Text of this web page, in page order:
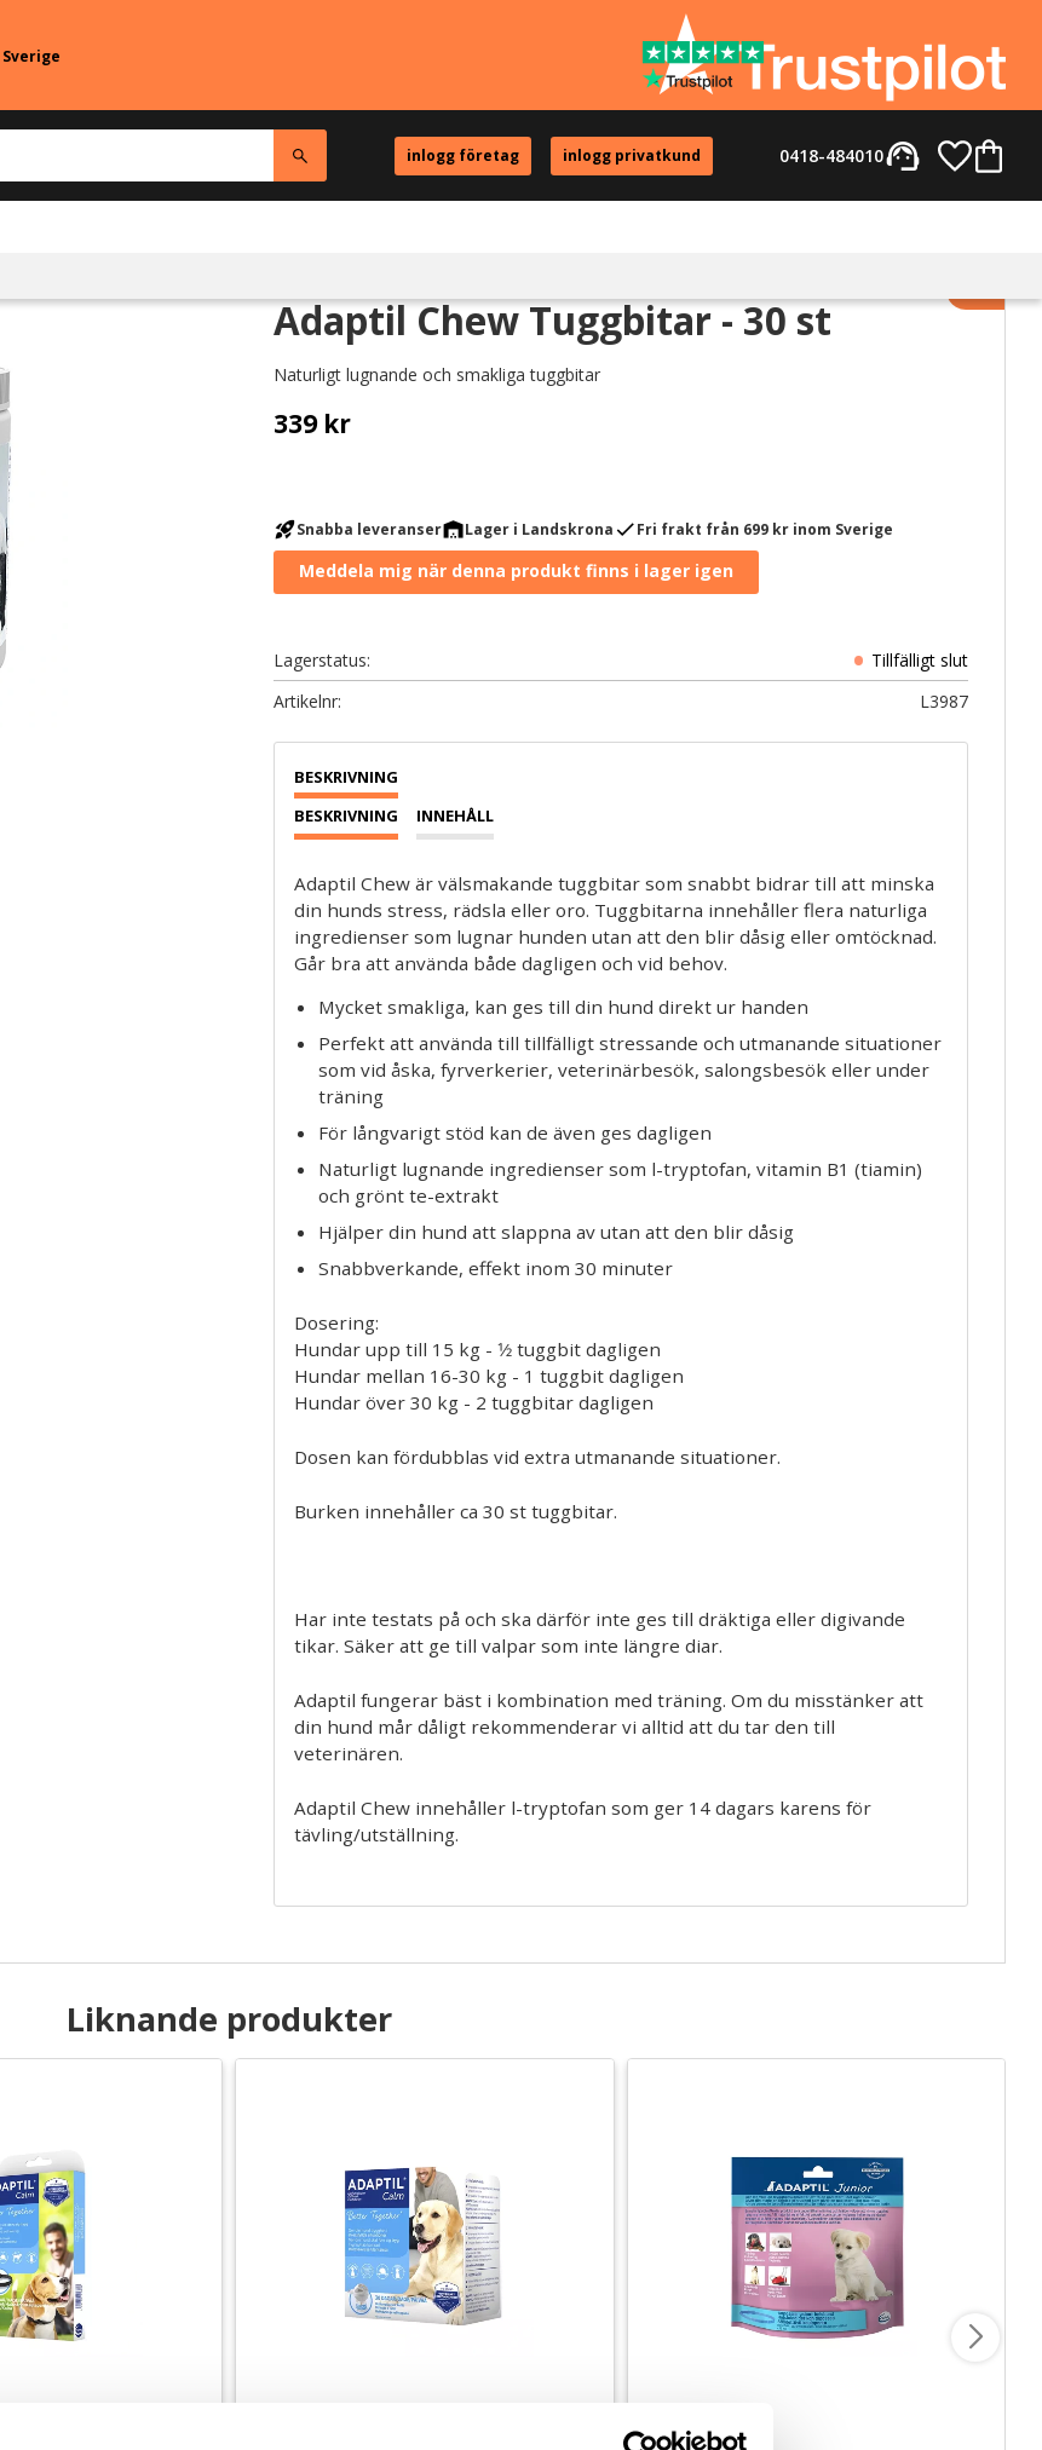
inlogg företag inlogg privatkund support_agent
0418-484010
Adaptil Chew Tuggbitar - 30 st
Naturligt lugnande och smakliga tuggbitar
339kr
Lägg
rocket_launchSnabba leveranserwarehouseLager i Landskrona checkFri frakt från 699 kr inom Sverige
Lagerstatus
Artikelnr
L3987
BESKRIVNING INNEHÅLL
Adaptil Chew är välsmakande tuggbitar som snabbt bidrar till att minska
din hunds stress, rädsla eller oro. Tuggbitarna innehåller flera naturliga
ingredienser som lugnar hunden utan att den blir dåsig eller omtöcknad.
Går bra att använda både dagligen och vid behov.
Mycket smakliga, kan ges till din hund direkt ur handen
Perfekt att använda till tillfälligt stressande och utmanande situationer
som vid åska, fyrverkerier, veterinärbesök, salongsbesök eller under
träning
För långvarigt stöd kan de även ges dagligen
Naturligt lugnande ingredienser som l-tryptofan, vitamin B1 (tiamin)
och grönt te-extrakt
Hjälper din hund att slappna av utan att den blir dåsig
Snabbverkande, effekt inom 30 minuter
Dosering:
Hundar upp till 15 kg - 1⁄2 tuggbit dagligen
Hundar mellan 16-30 kg - 1 tuggbit dagligen
Hundar över 30 kg - 2 tuggbitar dagligen
Dosen kan fördubblas vid extra utmanande situationer.
Burken innehåller ca 30 st tuggbitar.
Har inte testats på och ska därför inte ges till dräktiga eller digivande
tikar. Säker att ge till valpar som inte längre diar.
Adaptil fungerar bäst i kombination med träning. Om du misstänker att
din hund mår dåligt rekommenderar vi alltid att du tar den till
veterinären.
Adaptil Chew innehåller l-tryptofan som ger 14 dagars karens för
tävling/utställning.
Liknande produkter